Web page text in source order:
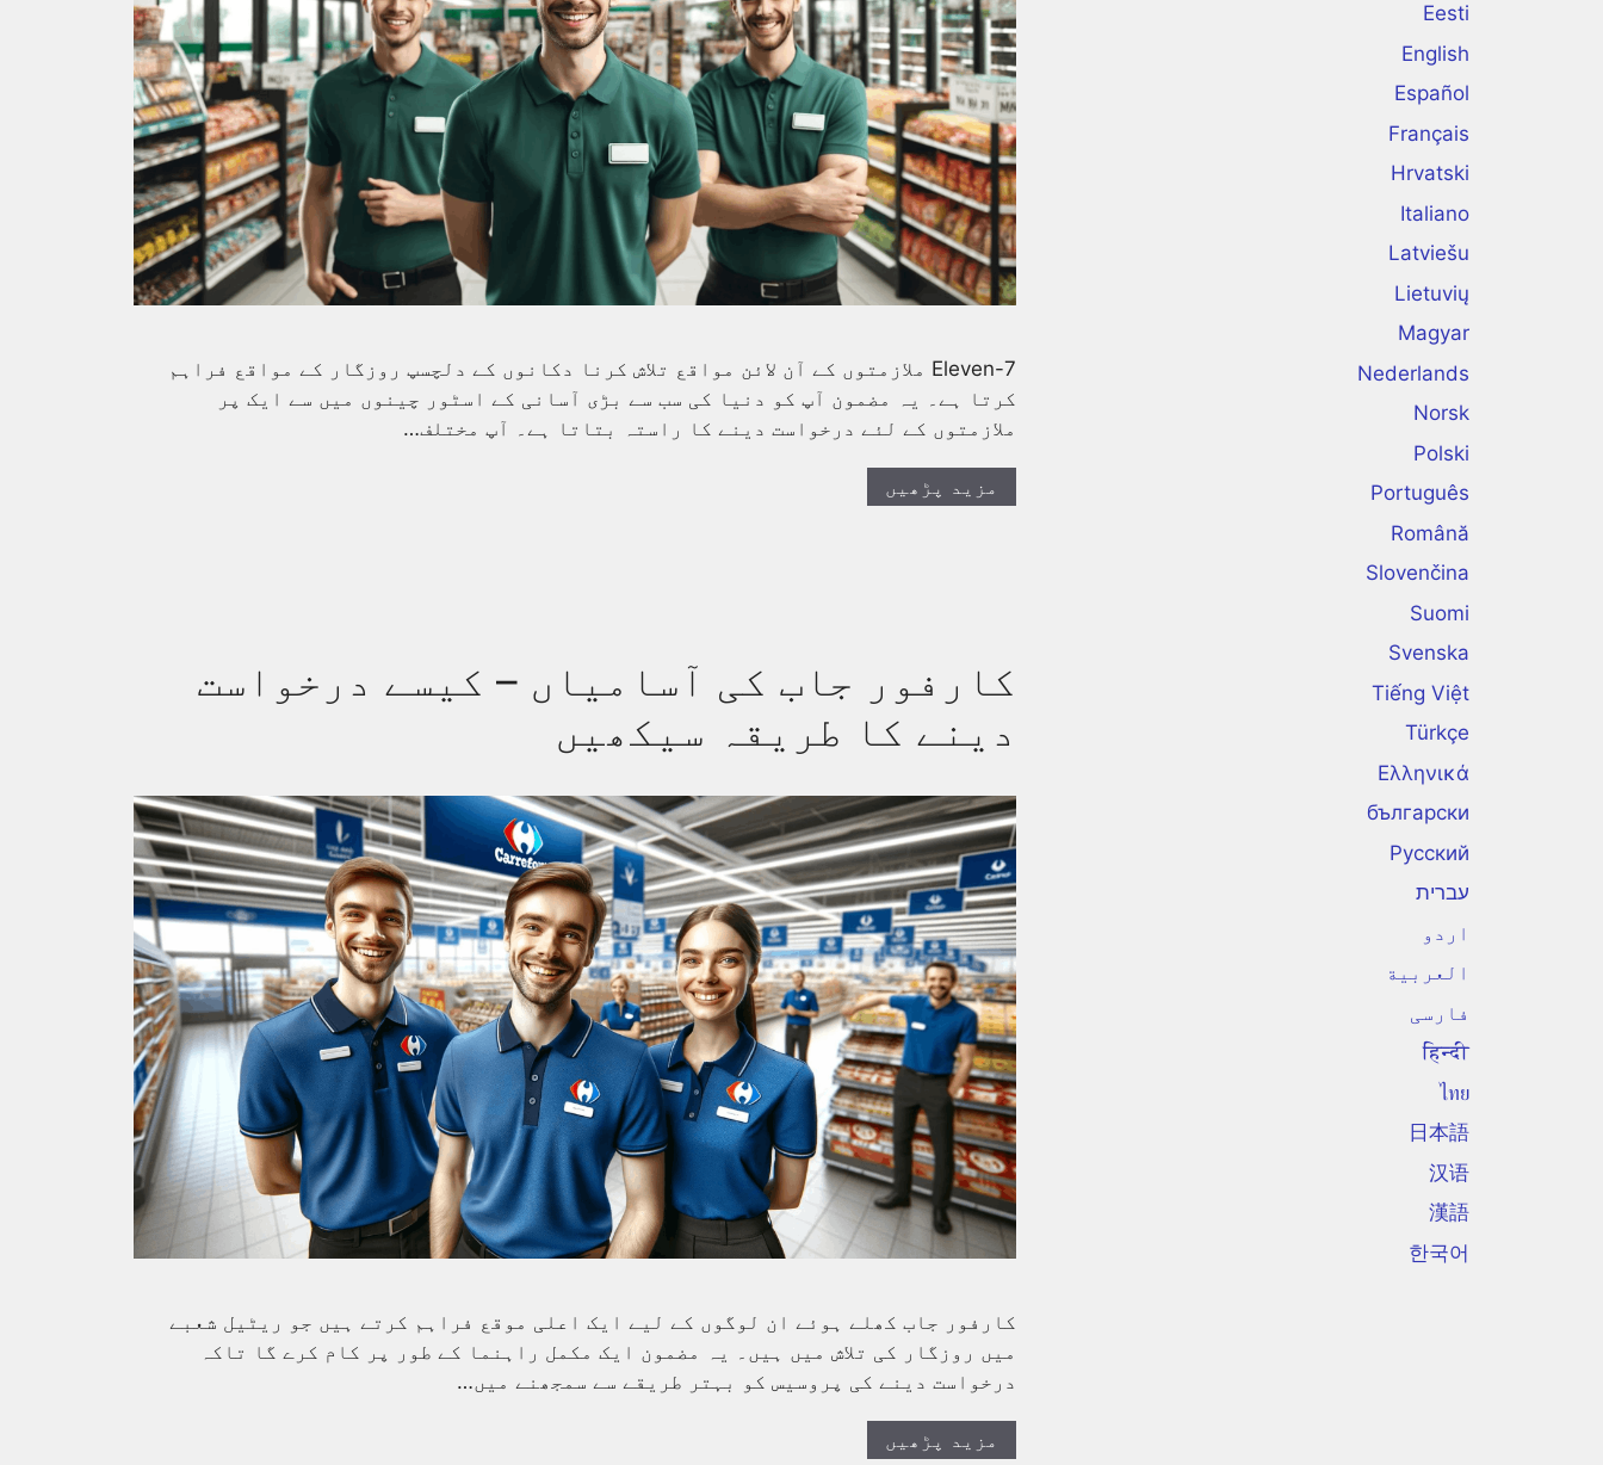
7-Eleven ملازمتوں کے آن لائن مواقع تلاش کرنا دکانوں کے دلچسپ روزگار کے مواقع فراہم
کرتا ہے۔ یہ مضمون آپ کو دنیا کی سب سے بڑی آسانی کے اسٹور چینوں میں سے ایک پر
ملازمتوں کے لئے درخواست دینے کا راستہ بتاتا ہے۔ آپ مختلف…
مزید پڑھیں
کارفور جاب کی آسامیاں – کیسے درخواست
دینے کا طریقہ سیکھیں
کارفور جاب کھلے ہوئے ان لوگوں کے لیے ایک اعلی موقع فراہم کرتے ہیں جو ریٹیل شعبے
میں روزگار کی تلاش میں ہیں۔ یہ مضمون ایک مکمل راہنما کے طور پر کام کرے گا تاکہ
درخواست دینے کی پروسیس کو بہتر طریقے سے سمجھنے میں…
مزید پڑھیں
Eesti
English
Español
Français
Hrvatski
Italiano
Latviešu
Lietuvių
Magyar
Nederlands
Norsk
Polski
Português
Română
Slovenčina
Suomi
Svenska
Tiếng Việt
Türkçe
Ελληνικά
български
Русский
עברית
اردو
العربية
فارسی
हिन्दी
ไทย
日本語
汉语
漢語
한국어